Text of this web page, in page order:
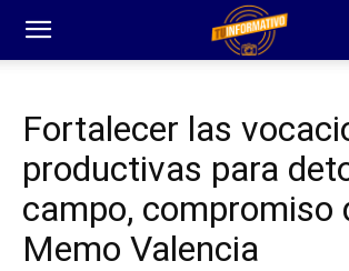
Fortalecer las
productivas para
campo, compromiso
Memo Valencia